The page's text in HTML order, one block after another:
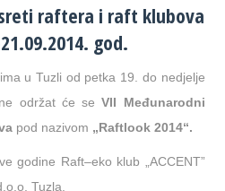
raftera i raft klubova
god.
u Tuzli od petka 19. do nedjelje
održat će seVII Međunarodni
pod nazivom „Raftlook 2014“.
godine Raft–eko klub ACCENT”
Tuzla.